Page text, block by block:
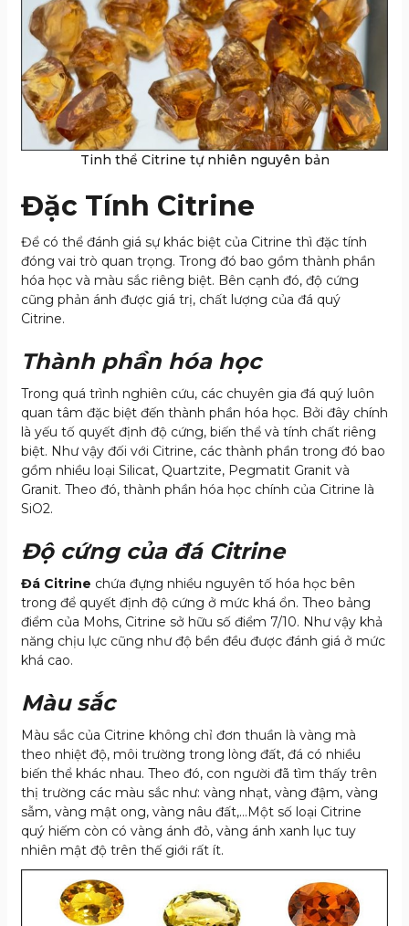
Tinh thể Citrine tự nhiên nguyên bản
Đặc Tính Citrine
Để có thể đánh giá sự khác biệt của Citrine thì đặc tính
đóng vai trò quan trọng. Trong đó bao gồm thành phần
hóa học và màu sắc riêng biệt. Bên cạnh đó, độ cứng
cũng phản ánh được giá trị, chất lượng của đá quý
Citrine.
Thành phần hóa học
Trong quá trình nghiên cứu, các chuyên gia đá quý luôn
quan tâm đặc biệt đến thành phần hóa học. Bởi đây chính
là yếu tố quyết định độ cứng, biến thể và tính chất riêng
biệt. Như vậy đối với Citrine, các thành phần trong đó bao
gồm nhiều loại Silicat, Quartzite, Pegmatit Granit và
Granit. Theo đó, thành phần hóa học chính của Citrine là
SiO2.
Độ cứng của đá Citrine
Đá Citrine chứa đựng nhiều nguyên tố hóa học bên
trong để quyết định độ cứng ở mức khá ổn. Theo bảng
điểm của Mohs, Citrine sở hữu số điểm 7/10. Như vậy khả
năng chịu lực cũng như độ bền đều được đánh giá ở mức
khá cao.
Màu sắc
Màu sắc của Citrine không chỉ đơn thuần là vàng mà
theo nhiệt độ, môi trường trong lòng đất, đá có nhiều
biến thể khác nhau. Theo đó, con người đã tìm thấy trên
thị trường các màu sắc như: vàng nhạt, vàng đậm, vàng
sẫm, vàng mật ong, vàng nâu đất,…Một số loại Citrine
quý hiếm còn có vàng ánh đỏ, vàng ánh xanh lục tuy
nhiên mật độ trên thế giới rất ít.